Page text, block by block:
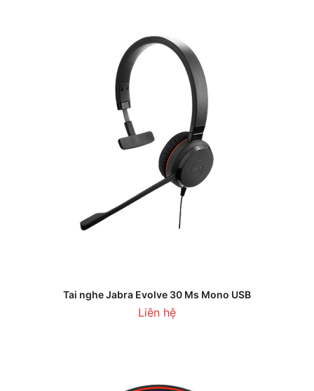
Tai nghe Jabra Evolve 30 Ms Mono USB
Liên hệ